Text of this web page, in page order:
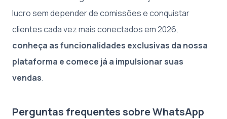
lucro sem depender de comissões e conquistar
clientes cada vez mais conectados em 2026,
conheça as funcionalidades exclusivas da nossa
plataforma e comece já a impulsionar suas
vendas.
Perguntas frequentes sobre WhatsApp